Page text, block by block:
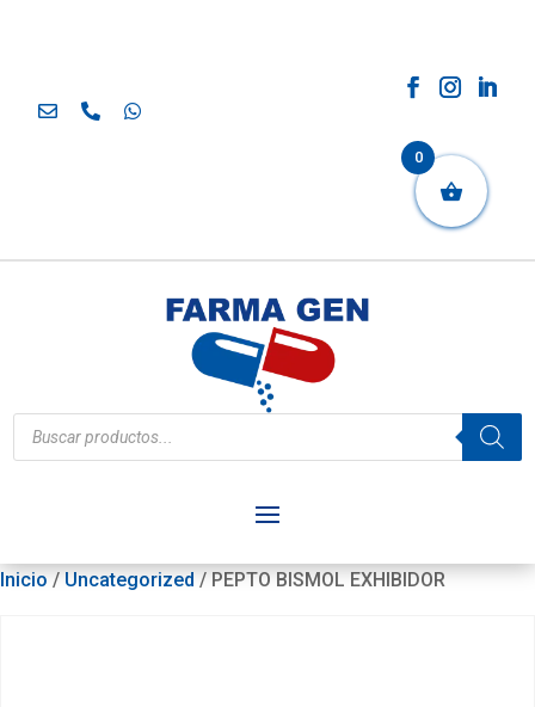
Búsqueda
de
productos
Inicio / Uncategorized / PEPTO BISMOL EXHIBIDOR
0